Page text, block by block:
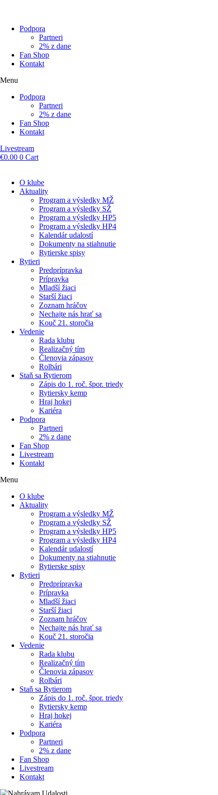
Podpora
Partneri
2% z dane
Fan Shop
Kontakt
Menu
Podpora
Partneri
2% z dane
Fan Shop
Kontakt
Livestream
€0.00 0 Cart
O klube
Aktuality
Program a výsledky MŽ
Program a výsledky SŽ
Program a výsledky HP5
Program a výsledky HP4
Kalendár udalostí
Dokumenty na stiahnutie
Rytierske spisy
Rytieri
Predprípravka
Prípravka
Mladší žiaci
Starší žiaci
Zoznam hráčov
Nechajte nás hrať sa
Kouč 21. storočia
Vedenie
Rada klubu
Realizačný tím
Členovia zápasov
Rolbári
Staň sa Rytierom
Zápis do 1. roč. špor. triedy
Rytiersky kemp
Hraj hokej
Kariéra
Podpora
Partneri
2% z dane
Fan Shop
Livestream
Kontakt
Menu
O klube
Aktuality
Program a výsledky MŽ
Program a výsledky SŽ
Program a výsledky HP5
Program a výsledky HP4
Kalendár udalostí
Dokumenty na stiahnutie
Rytierske spisy
Rytieri
Predprípravka
Prípravka
Mladší žiaci
Starší žiaci
Zoznam hráčov
Nechajte nás hrať sa
Kouč 21. storočia
Vedenie
Rada klubu
Realizačný tím
Členovia zápasov
Rolbári
Staň sa Rytierom
Zápis do 1. roč. špor. triedy
Rytiersky kemp
Hraj hokej
Kariéra
Podpora
Partneri
2% z dane
Fan Shop
Livestream
Kontakt